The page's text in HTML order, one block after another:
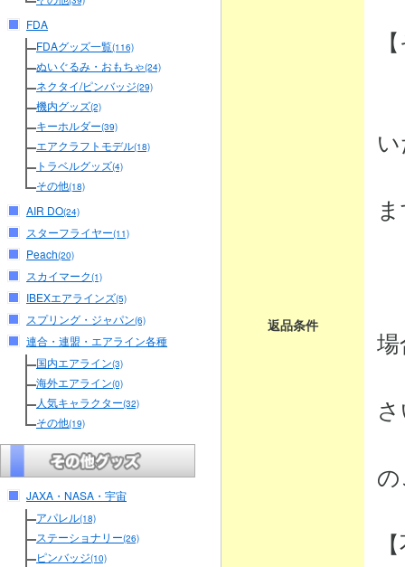
FDA
FDAグッズ一覧(116)
ぬいぐるみ・おもちゃ(24)
ネクタイ/ピンバッジ(29)
機内グッズ(2)
キーホルダー(39)
エアクラフトモデル(18)
トラベルグッズ(4)
その他(18)
AIR DO(24)
スターフライヤー(11)
Peach(20)
スカイマーク(1)
IBEXエアラインズ(5)
スプリング・ジャパン(6)
連合・連盟・エアライン各種
国内エアライン(3)
海外エアライン(0)
人気キャラクター(32)
その他(19)
JAXA・NASA・宇宙
アパレル(18)
ステーショナリー(26)
ピンバッジ(10)
返品条件